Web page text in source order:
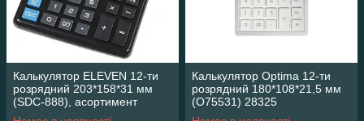
Калькулятор ELEVEN 12-ти
розрядний 203*158*31 мм
(SDC-888), асортимент
28325
Калькулятор Optima 12-ти
розрядний 180*108*21,5 мм
(O75531) 28325